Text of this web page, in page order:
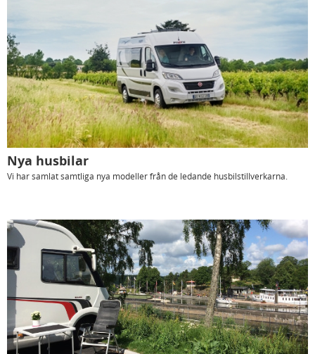
Nya husbilar
Vi har samlat samtliga nya modeller från de ledande husbilstillverkarna.